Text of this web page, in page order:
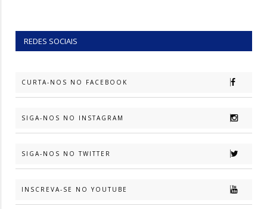
REDES SOCIAIS
CURTA-NOS NO FACEBOOK
SIGA-NOS NO INSTAGRAM
SIGA-NOS NO TWITTER
INSCREVA-SE NO YOUTUBE